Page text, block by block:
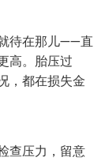
待在那儿——直
高。胎压过
，都在损失金
查压力，留意